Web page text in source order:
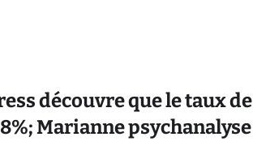
découvre que le taux de
Marianne psychanalyse